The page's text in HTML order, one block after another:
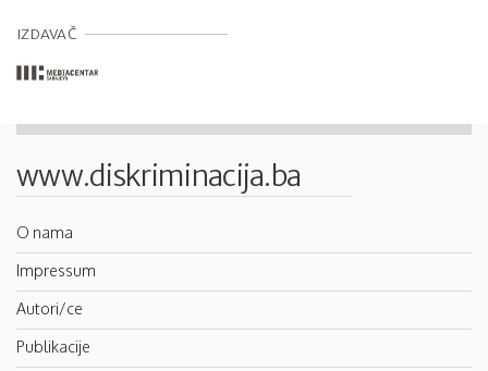
IZDAVAČ
www.diskriminacija.ba
O nama
Impressum
Autori/ce
Publikacije